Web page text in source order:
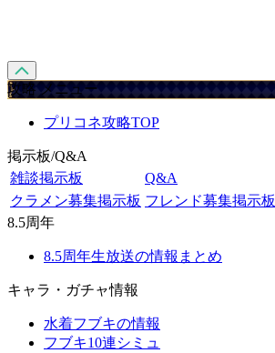
攻略 メニュー
プリコネ攻略TOP
掲示板/Q&A
雑談掲示板
Q&A
クラメン募集掲示板 フレンド募集掲示板
8.5周年
8.5周年生放送の情報まとめ
キャラ・ガチャ情報
水着フブキの情報
フブキ10連シミュ